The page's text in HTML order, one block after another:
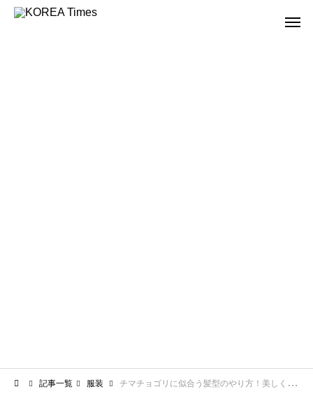
記事一覧 服装 チマチョゴリに似合う髪型のやり方！美しく仕上がるヘアアレンジ手順を解説